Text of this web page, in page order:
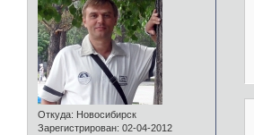
Откуда: Новосибирск
Зарегистрирован: 02-04-2012